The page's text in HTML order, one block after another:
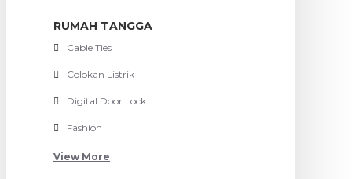
RUMAH TANGGA
Cable Ties
Colokan Listrik
Digital Door Lock
Fashion
View More